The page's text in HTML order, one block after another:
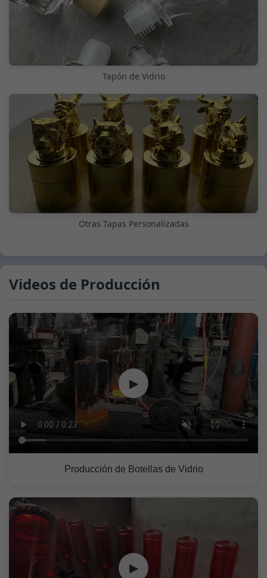
Tapón de Vidrio
Otras Tapas Personalizadas
Videos de Producción
▶
Producción de Botellas de Vidrio
▶